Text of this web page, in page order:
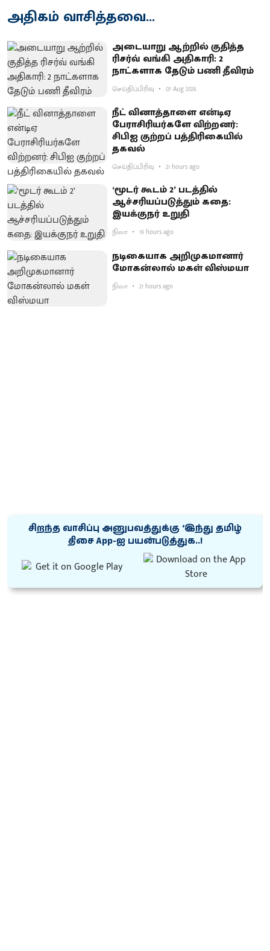
அதிகம் வாசித்தவை...
அடையாறு ஆற்றில் குதித்த
ரிசர்வ் வங்கி அதிகாரி: 2
நாட்களாக தேடும் பணி தீவிரம்
செய்திப்பிரிவு 07 Aug 2026
நீட் வினாத்தாளை என்டிஏ
பேராசிரியர்களே விற்றனர்:
சிபிஐ குற்றப் பத்திரிகையில்
தகவல்
செய்திப்பிரிவு 21 hours ago
‘மூடர் கூடம் 2’ படத்தில்
ஆச்சரியப்படுத்​தும் கதை:
இயக்குநர் உறுதி
நிலா 19 hours ago
நடிகையாக அறிமுகமானார்
மோகன்லால் மகள் விஸ்மயா
நிலா 21 hours ago
சிறந்த வாசிப்பு அனுபவத்துக்கு ‘இந்து தமிழ்
திசை App-ஐ பயன்படுத்துக..!